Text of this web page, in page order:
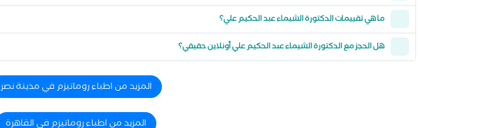
ما هي تقييمات الدكتورة الشيماء عبد الحكيم علي؟
هل الحجز مع الدكتورة الشيماء عبد الحكيم علي أونلاين حقيقي؟
المزيد من اطباء روماتيزم في مدينة نصر
المزيد من اطباء روماتيزم في القاهرة